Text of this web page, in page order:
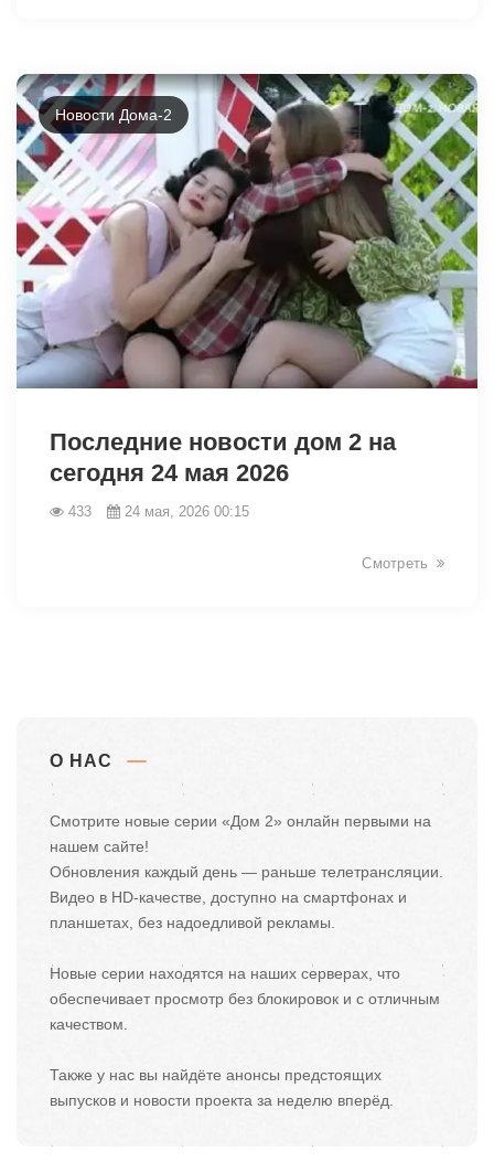
Новости Дома-2
Последние новости дом 2 на
сегодня 24 мая 2026
433 24 мая, 2026 00:15
Смотреть
О НАС
Смотрите новые серии «Дом 2» онлайн первыми на
нашем сайте!
Обновления каждый день — раньше телетрансляции.
Видео в HD-качестве, доступно на смартфонах и
планшетах, без надоедливой рекламы.
Новые серии находятся на наших серверах, что
обеспечивает просмотр без блокировок и с отличным
качеством.
Также у нас вы найдёте анонсы предстоящих
выпусков и новости проекта за неделю вперёд.